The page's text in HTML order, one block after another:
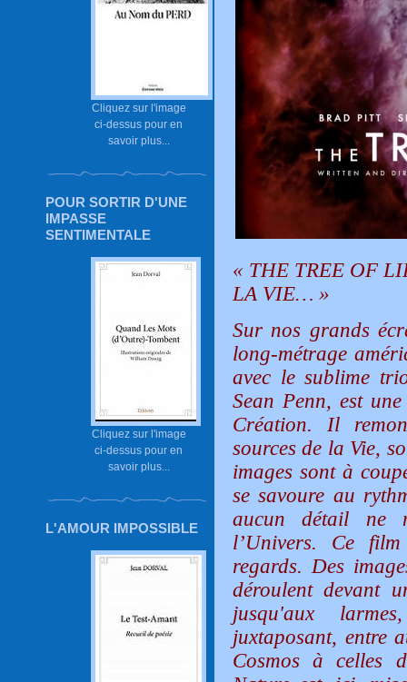
Cliquez sur l'image
ci-dessus pour en
savoir plus...
POUR SORTIR D'UNE
IMPASSE
SENTIMENTALE
Cliquez sur l'image
ci-dessus pour en
savoir plus...
L'AMOUR IMPOSSIBLE
« THE TREE OF
LA VIE… »
Sur nos grands
long-métrage
avec le sublime
Sean Penn, est
Création. Il
sources de la Vie,
images sont à
se savoure au
aucun détail ne
l’Univers. Ce
regards. Des
déroulent devant
jusqu'aux
juxtaposant, entre
Cosmos à celles